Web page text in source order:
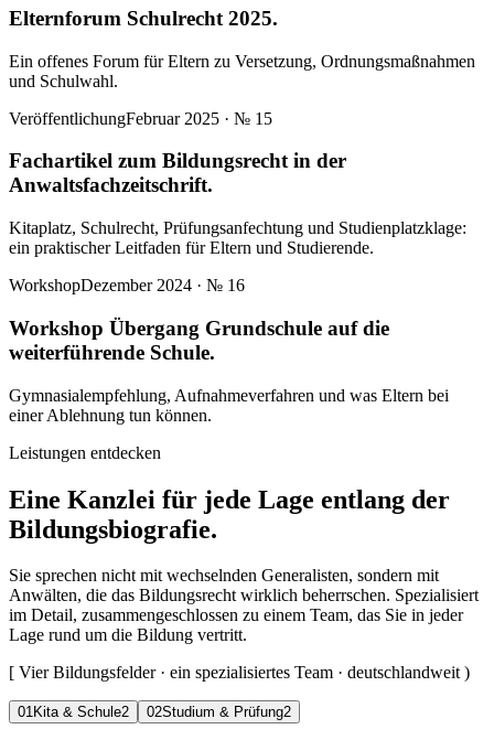
Elternforum Schulrecht 2025.
Ein offenes Forum für Eltern zu Versetzung, Ordnungsmaßnahmen
und Schulwahl.
VeröffentlichungFebruar 2025 · № 15
Fachartikel zum Bildungsrecht in der
Anwaltsfachzeitschrift.
Kitaplatz, Schulrecht, Prüfungsanfechtung und Studienplatzklage:
ein praktischer Leitfaden für Eltern und Studierende.
WorkshopDezember 2024 · № 16
Workshop Übergang Grundschule auf die
weiterführende Schule.
Gymnasialempfehlung, Aufnahmeverfahren und was Eltern bei
einer Ablehnung tun können.
Leistungen entdecken
Eine Kanzlei für jede Lage entlang der
Bildungsbiografie.
Sie sprechen nicht mit wechselnden Generalisten, sondern mit
Anwälten, die das Bildungsrecht wirklich beherrschen. Spezialisiert
im Detail, zusammengeschlossen zu einem Team, das Sie in jeder
Lage rund um die Bildung vertritt.
[ Vier Bildungsfelder · ein spezialisiertes Team · deutschlandweit)
01Kita & Schule2 02Studium & Prüfung2